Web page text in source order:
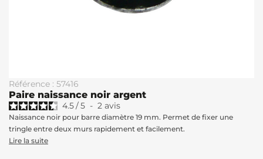
Référence : 57416
Paire naissance noir argent
4.5/5 - 2 avis
Naissance noir pour barre diamètre 19 mm. Permet de fixer une
tringle entre deux murs rapidement et facilement.
Lire la suite